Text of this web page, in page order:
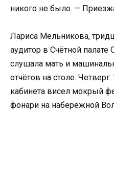
никого не было. —
Лариса Мельникова,
аудитор в Счётной палате
слушала мать и
отчётов на столе.
кабинета висел мокрый
фонари на набережной